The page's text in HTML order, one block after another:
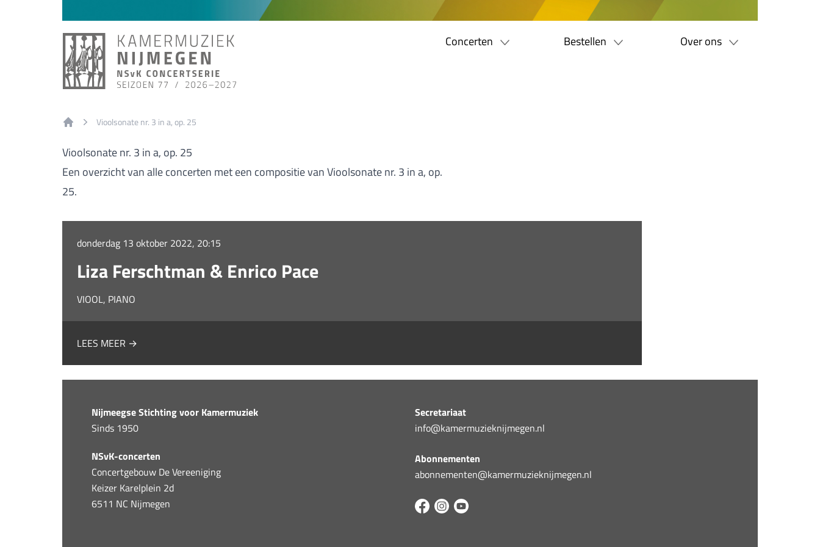
Concerten Bestellen Over ons
Vioolsonate nr. 3 in a, op. 25
Vioolsonate nr. 3 in a, op. 25
Een overzicht van alle concerten met een compositie van Vioolsonate nr. 3 in a, op.
25.
donderdag 13 oktober 2022, 20:15
Liza Ferschtman & Enrico Pace
VIOOL, PIANO
LEES MEER →
Nijmeegse Stichting voor Kamermuziek
Sinds 1950
NSvK-concerten
Concertgebouw De Vereeniging
Keizer Karelplein 2d
6511 NC Nijmegen
Secretariaat
info@kamermuzieknijmegen.nl
Abonnementen
abonnementen@kamermuzieknijmegen.nl